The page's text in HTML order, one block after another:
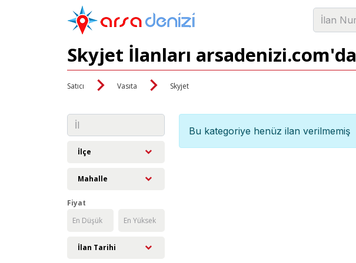
Skyjet İlanları arsadenizi.com'da
Satıcı Vasıta Skyjet
İlçe
Mahalle
Fiyat
İlan Tarihi
Bu kategoriye henüz ilan verilmemiş